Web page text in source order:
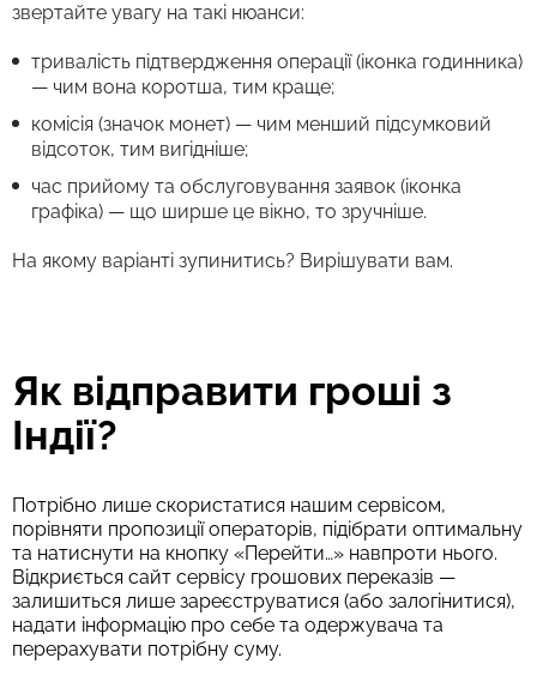
звертайте увагу на такі нюанси:
тривалість підтвердження операції (іконка годинника)
— чим вона коротша, тим краще;
комісія (значок монет) — чим менший підсумковий
відсоток, тим вигідніше;
час прийому та обслуговування заявок (іконка
графіка) — що ширше це вікно, то зручніше.
На якому варіанті зупинитись? Вирішувати вам.
Як відправити гроші з
Індії?
Потрібно лише скористатися нашим сервісом,
порівняти пропозиції операторів, підібрати оптимальну
та натиснути на кнопку «Перейти…» навпроти нього.
Відкриється сайт сервісу грошових переказів —
залишиться лише зареєструватися (або залогінитися),
надати інформацію про себе та одержувача та
перерахувати потрібну суму.